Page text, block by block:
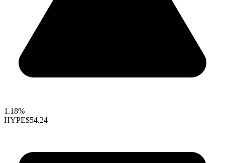
1.18%
HYPE$54.24